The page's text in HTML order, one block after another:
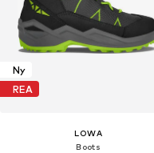
Ny
REA
LOWA
Boots